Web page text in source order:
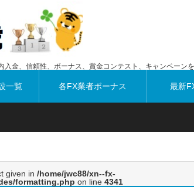
金、信頼性、ボーナス、賞金コンテスト、キャンペーン
一覧 各FX業者ボーナス 最新
given in /home/jwc88/xn--fx-
formatting.php on line 4341